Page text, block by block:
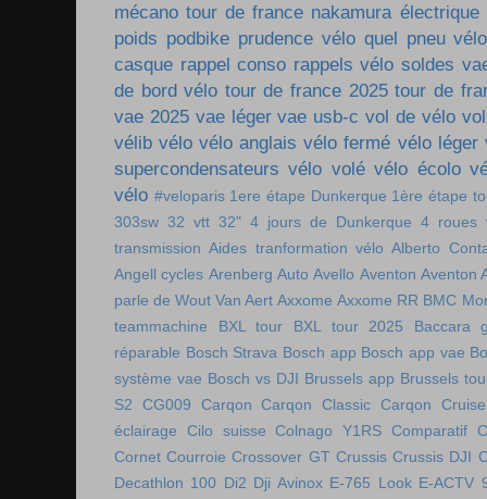
mécano tour de france nakamura électrique
poids podbike prudence vélo quel pneu vélo
casque rappel conso rappels vélo soldes
de bord vélo tour de france 2025 tour de
vae 2025 vae léger vae usb-c vol de vélo
vélib vélo vélo anglais vélo fermé vélo léger
supercondensateurs vélo volé vélo écolo
vélo #veloparis 1ere étape Dunkerque 1ère étape
303sw 32 vtt 32" 4 jours de Dunkerque 4 roues
transmission Aides tranformation vélo Alberto
Angell cycles Arenberg Auto Avello Aventon Aventon
parle de Wout Van Aert Axxome Axxome RR BMC
teammachine
BXL tour BXL tour 2025
Baccara
réparable Bosch Strava Bosch app Bosch app vae
système vae Bosch vs DJI Brussels app Brussels
S2
CG009 Carqon Carqon Classic Carqon Cruise
éclairage
Cilo suisse Colnago Y1RS Comparatif
Cornet Courroie Crossover GT Crussis Crussis DJI
Decathlon 100 Di2 Dji Avinox E-765 Look E-ACTV